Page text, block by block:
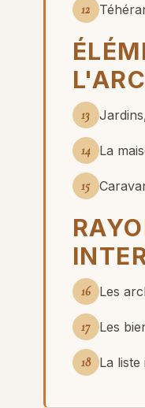
12
13
14 La
15
16 Les
17 Les
18 La liste